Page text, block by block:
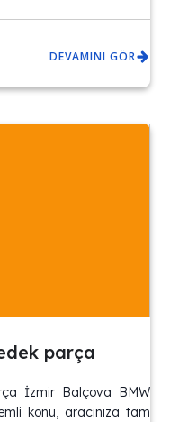
DEVAMINI GÖR
parça
İzmir Balçova BMW
konu, aracınıza tam